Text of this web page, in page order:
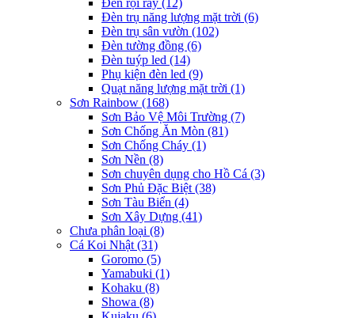
Đèn rọi ray (12)
Đèn trụ năng lượng mặt trời (6)
Đèn trụ sân vườn (102)
Đèn tường đồng (6)
Đèn tuýp led (14)
Phụ kiện đèn led (9)
Quạt năng lượng mặt trời (1)
Sơn Rainbow (168)
Sơn Bảo Vệ Môi Trường (7)
Sơn Chống Ăn Mòn (81)
Sơn Chống Cháy (1)
Sơn Nền (8)
Sơn chuyên dụng cho Hồ Cá (3)
Sơn Phủ Đặc Biệt (38)
Sơn Tàu Biển (4)
Sơn Xây Dựng (41)
Chưa phân loại (8)
Cá Koi Nhật (31)
Goromo (5)
Yamabuki (1)
Kohaku (8)
Showa (8)